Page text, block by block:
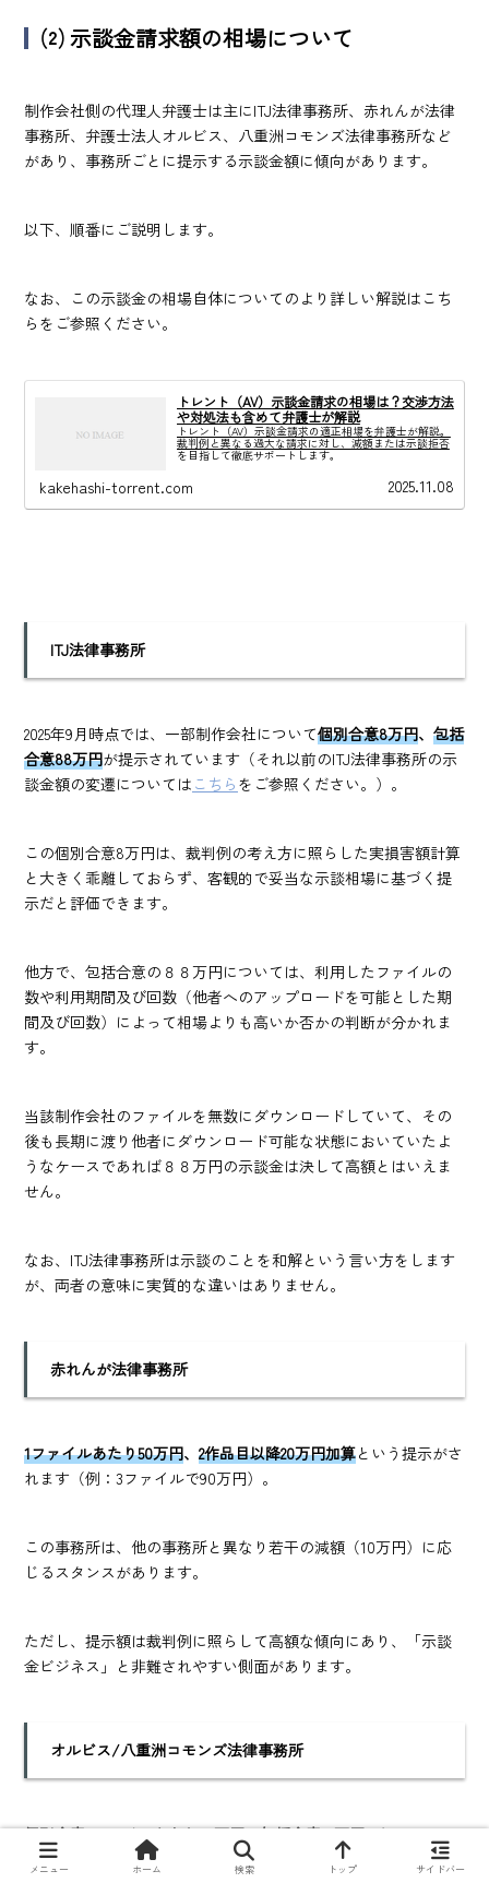
⑵示談金請求額の相場について
制作会社側の代理人弁護士は主にITJ法律事務所、赤れんが法律
事務所、弁護士法人オルビス、八重洲コモンズ法律事務所など
があり、事務所ごとに提示する示談金額に傾向があります。
以下、順番にご説明します。
なお、この示談金の相場自体についてのより詳しい解説はこち
らをご参照ください。
トレント（AV）示談金請求の相場は？交渉方法
や対処法も含めて弁護士が解説
トレント（AV）示談金請求の適正相場を弁護士が解説。
裁判例と異なる過大な請求に対し、減額または示談拒否
を目指して徹底サポートします。
kakehashi-torrent.com 2025.11.08
ITJ法律事務所
2025年9月時点では、一部制作会社について個別合意8万円、 包括
合意88万円が提示されています（それ以前のITJ法律事務所の示
談金額の変遷については こちら をご参照ください。）。
この個別合意8万円は、裁判例の考え方に照らした実損害額計算
と大きく乖離しておらず、客観的で妥当な示談相場に基づく提
示だと評価できます。
他方で、包括合意の８８万円については、利用したファイルの
数や利用期間及び回数（他者へのアップロードを可能とした期
間及び回数）によって相場よりも高いか否かの判断が分かれま
す。
当該制作会社のファイルを無数にダウンロードしていて、その
後も長期に渡り他者にダウンロード可能な状態においていたよ
うなケースであれば８８万円の示談金は決して高額とはいえま
せん。
なお、ITJ法律事務所は示談のことを和解という言い方をします
が、両者の意味に実質的な違いはありません。
赤れんが法律事務所
1ファイルあたり50万円、 2作品目以降20万円加算という提示がさ
れます（例：3ファイルで90万円）。
この事務所は、他の事務所と異なり若干の減額（10万円）に応
じるスタンスがあります。
ただし、提示額は裁判例に照らして高額な傾向にあり、「示談
金ビジネス」と非難されやすい側面があります。
オルビス/八重洲コモンズ法律事務所
個別合意1ファイルあたり44万円、包括合意77万円の提示が通常
です。この個別合意44万円も高額な水準であり、「示談金ビジ
メニュー ホーム 検索 トップ サイドバー